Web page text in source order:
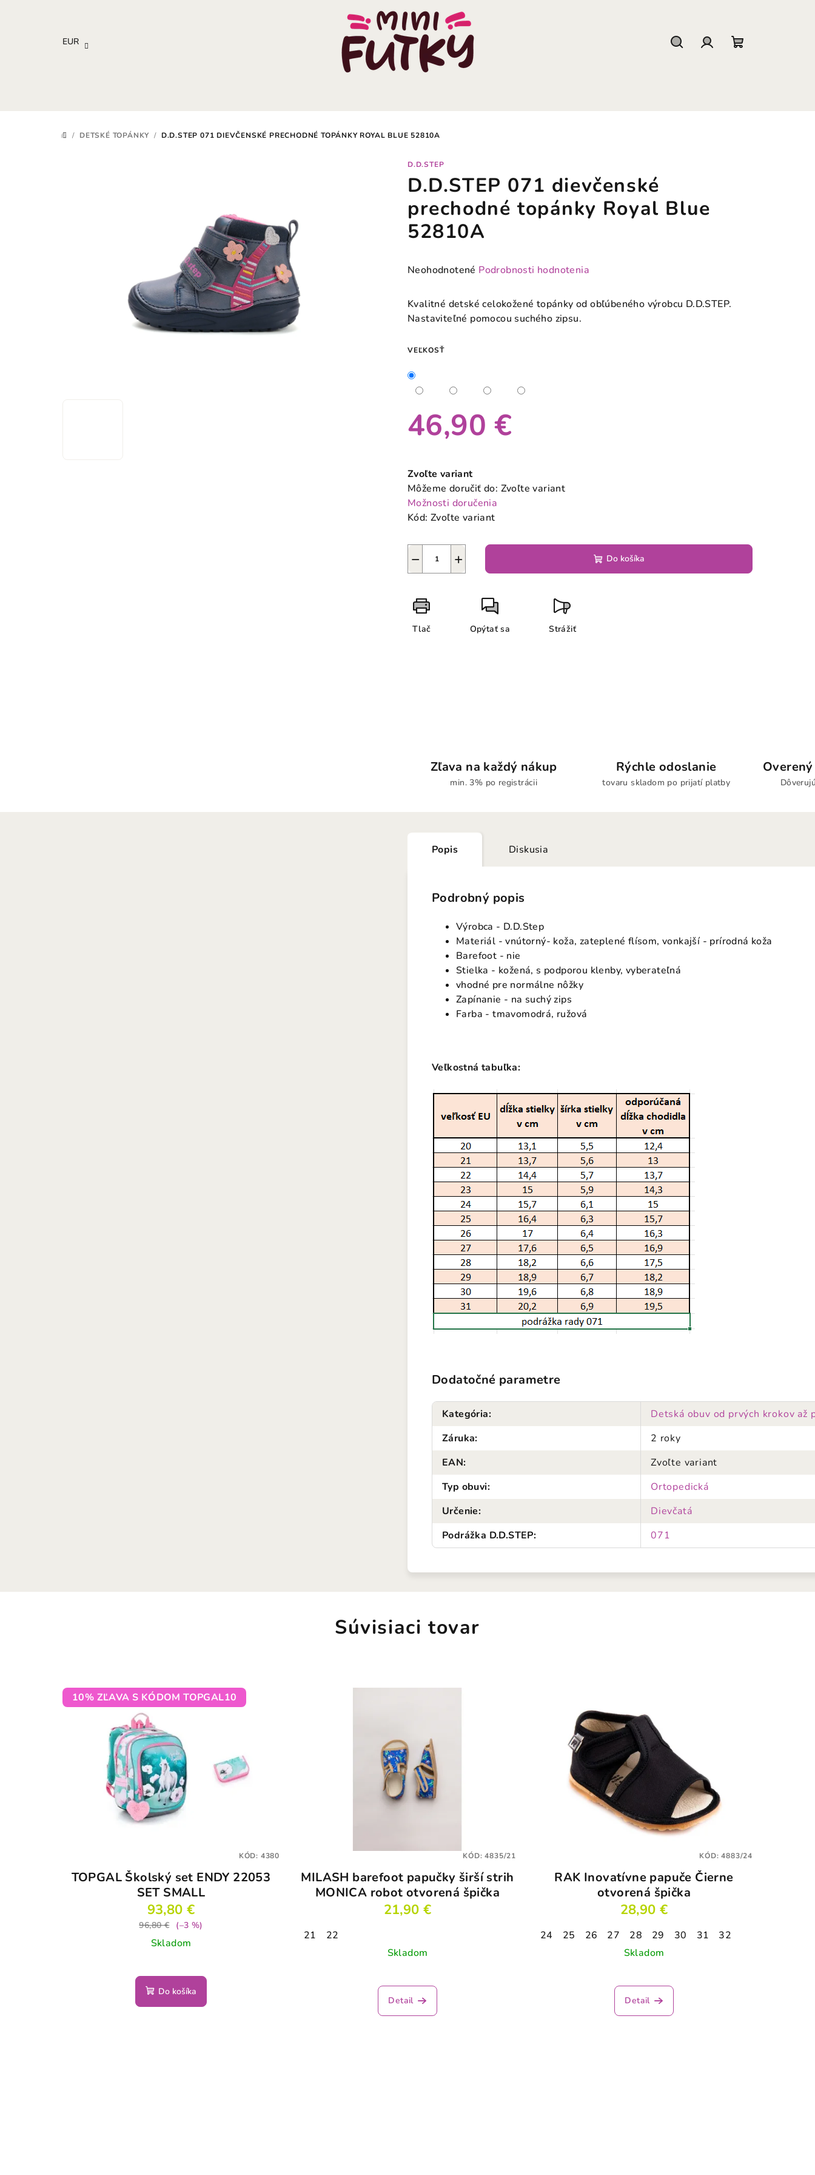
EUR
DOMOV
/ DETSKÉ TOPÁNKY / D.D.STEP 071 DIEVČENSKÉ PRECHODNÉ TOPÁNKY ROYAL BLUE 52810A
D.D.STEP
D.D.STEP 071 dievčenské
prechodné topánky Royal Blue
52810A
Priemerné
produktu
je
5
hviezdičiek.
Neohodnotené Podrobnosti hodnotenia
Kvalitné detské celokožené topánky od obľúbeného výrobcu D.D.STEP.
Nastaviteľné pomocou suchého zipsu.
VEĽKOSŤ
46,90 €
cena:
Zvoľte variant
Môžeme doručiť do: Zvoľte variant
Možnosti doručenia
Kód: Zvoľte variant
+
− Do košíka
Tlač Opýtať sa Strážiť
Zľava na každý nákup
min. 3% po registrácii
Rýchle odoslanie
tovaru skladom po prijatí platby
Popis Diskusia
Podrobný popis
Výrobca - D.D.Step
Materiál - vnútorný- koža, zateplené flísom, vonkajší - prírodná koža
Barefoot - nie
Stielka - kožená, s podporou klenby, vyberateľná
vhodné pre normálne nôžky
Zapínanie - na suchý zips
Farba - tmavomodrá, ružová
Veľkostná tabuľka:
Dodatočné parametre
Kategória:
Detská obuv od prvých krokov až
Záruka:
2 roky
EAN:
Zvoľte variant
Typ obuvi:
Ortopedická
Určenie:
Dievčatá
Podrážka D.D.STEP: 071
Súvisiaci tovar
10% ZĽAVA S KÓDOM TOPGAL10
TOPGAL Školský set ENDY 22053
SET SMALL
93,80 €
96,80 € (–3 %)
Skladom
Do košíka
KÓD: 4380
MILASH barefoot papučky širší strih
MONICA robot otvorená špička
21,90 €
21
22
Skladom
hodnotenie
produktu
je
Detail
KÓD:4835/21
RAK Inovatívne papuče Čierne
otvorená špička
28,90 €
24 25 26 27 28 29 30 31
32
Skladom
Detail
KÓD:4883/24